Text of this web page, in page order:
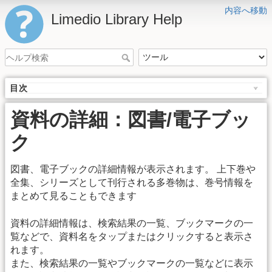
内容へ移動
Limedio Library Help
目次
資料の詳細：図書/電子ブッ
ク
図書、電子ブックの詳細情報が表示されます。 上下巻や
全集、シリーズとして刊行される多巻物は、巻号情報を
まとめて見ることもできます
資料の詳細情報は、検索結果の一覧、ブックマークの一
覧などで、資料名をタップまたはクリックすると表示さ
れます。
また、検索結果の一覧やブックマークの一覧などに表示